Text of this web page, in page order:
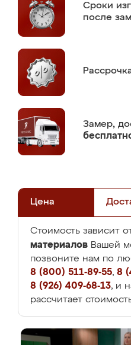
Сроки
после
Замер,
Цена
Стоимость зависит
материалов Вашей
позвоните нам по
8 (800) 511-89-55, 8
8 (926) 409-68-13, и
рассчитает